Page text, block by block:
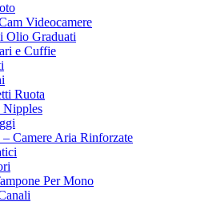
Videocamere
Olio Graduati
e Cuffie
Ruota
Nipples
– Camere Aria Rinforzate
Per Mono